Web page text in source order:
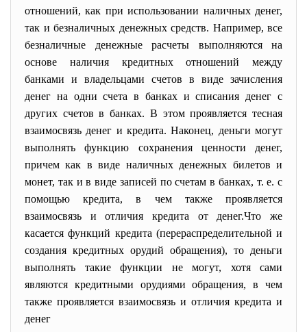
отношений, как при использовании наличных денег,
так и безналичных денежных средств. Например, все
безналичные денежные расчеты выполняются на
основе наличия кредитных отношений между
банками и владельцами счетов в виде зачисления
денег на одни счета в банках и списания денег с
других счетов в банках. В этом проявляется тесная
взаимосвязь денег и кредита. Наконец, деньги могут
выполнять функцию сохранения ценности денег,
причем как в виде наличных денежных билетов и
монет, так и в виде записей по счетам в банках, т. е. с
помощью кредита, в чем также проявляется
взаимосвязь и отличия кредита от денег.Что же
касается функций кредита (перераспределительной и
создания кредитных орудий обращения), то деньги
выполнять такие функции не могут, хотя сами
являются кредитными орудиями обращения, в чем
также проявляется взаимосвязь и отличия кредита и
денег